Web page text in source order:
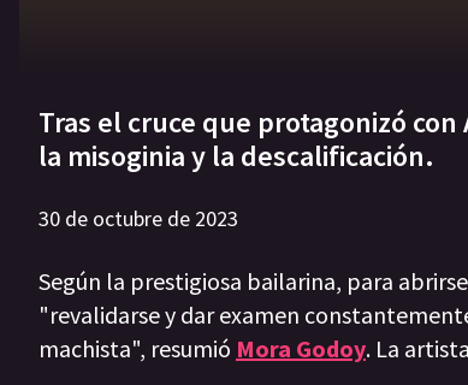
Tras el cruce que protagonizó
la misoginia y la descalificación.
30 de octubre de 2023
Según la prestigiosa bailarina, para
"revalidarse y dar examen
machista", resumió Mora Godoy. La